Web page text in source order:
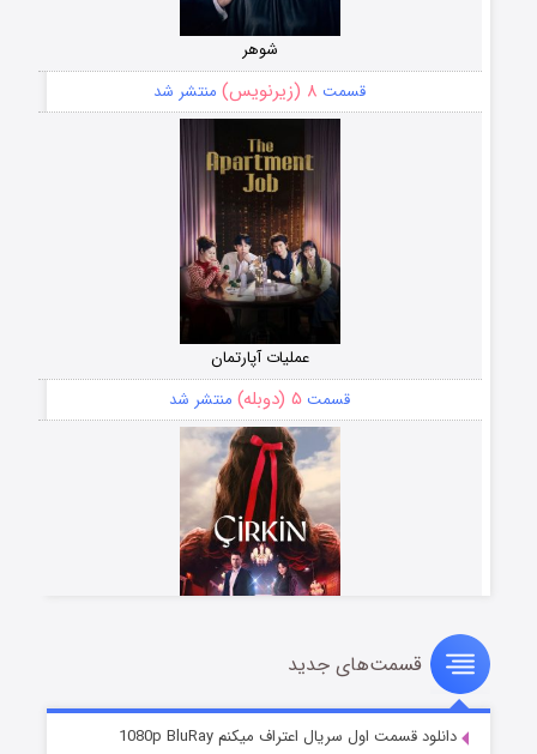
شوهر
قسمت ۸ (زیرنویس) منتشر شد
عملیات آپارتمان
قسمت ۵ (دوبله) منتشر شد
سریال زشت
قسمت۲ (زیرنویس) منتشر شد
قسمت‌های جدید
دانلود قسمت اول سریال اعتراف میکنم 1080p BluRay